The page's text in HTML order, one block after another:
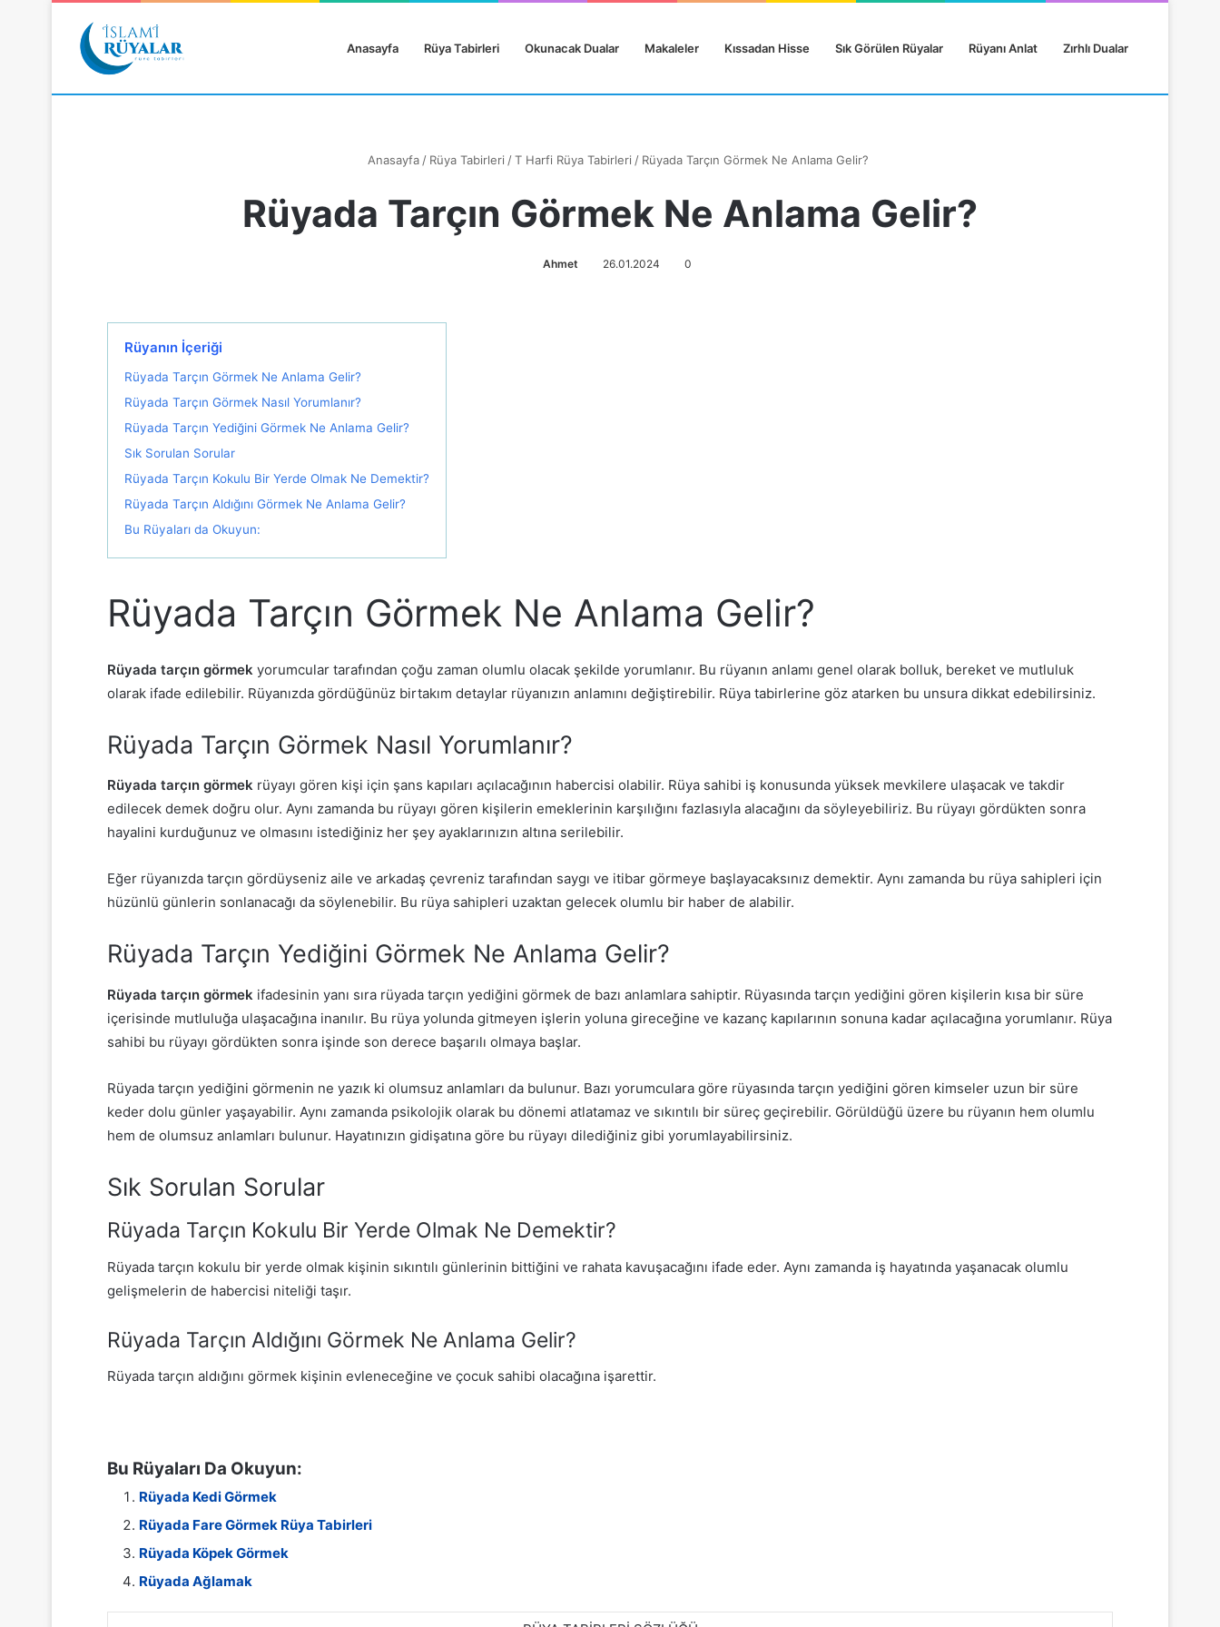
Anasayfa Rüya Tabirleri Okunacak Dualar Makaleler Kıssadan Hisse Sık Görülen Rüyalar Rüyanı Anlat Zırhlı Dualar
Anasayfa / Rüya Tabirleri / T Harfi Rüya Tabirleri / Rüyada Tarçın Görmek Ne Anlama Gelir?
Rüyada Tarçın Görmek Ne Anlama Gelir?
Ahmet 26.01.2024 0
Rüyanın İçeriği
Rüyada Tarçın Görmek Ne Anlama Gelir?
Rüyada Tarçın Görmek Nasıl Yorumlanır?
Rüyada Tarçın Yediğini Görmek Ne Anlama Gelir?
Sık Sorulan Sorular
Rüyada Tarçın Kokulu Bir Yerde Olmak Ne Demektir?
Rüyada Tarçın Aldığını Görmek Ne Anlama Gelir?
Bu Rüyaları da Okuyun:
Rüyada Tarçın Görmek Ne Anlama Gelir?
Rüyada tarçın görmek yorumcular tarafından çoğu zaman olumlu olacak şekilde yorumlanır. Bu rüyanın anlamı genel olarak bolluk, bereket ve mutluluk
olarak ifade edilebilir. Rüyanızda gördüğünüz birtakım detaylar rüyanızın anlamını değiştirebilir. Rüya tabirlerine göz atarken bu unsura dikkat edebilirsiniz.
Rüyada Tarçın Görmek Nasıl Yorumlanır?
Rüyada tarçın görmek rüyayı gören kişi için şans kapıları açılacağının habercisi olabilir. Rüya sahibi iş konusunda yüksek mevkilere ulaşacak ve takdir
edilecek demek doğru olur. Aynı zamanda bu rüyayı gören kişilerin emeklerinin karşılığını fazlasıyla alacağını da söyleyebiliriz. Bu rüyayı gördükten sonra
hayalini kurduğunuz ve olmasını istediğiniz her şey ayaklarınızın altına serilebilir.
Eğer rüyanızda tarçın gördüyseniz aile ve arkadaş çevreniz tarafından saygı ve itibar görmeye başlayacaksınız demektir. Aynı zamanda bu rüya sahipleri için
hüzünlü günlerin sonlanacağı da söylenebilir. Bu rüya sahipleri uzaktan gelecek olumlu bir haber de alabilir.
Rüyada Tarçın Yediğini Görmek Ne Anlama Gelir?
Rüyada tarçın görmek ifadesinin yanı sıra rüyada tarçın yediğini görmek de bazı anlamlara sahiptir. Rüyasında tarçın yediğini gören kişilerin kısa bir süre
içerisinde mutluluğa ulaşacağına inanılır. Bu rüya yolunda gitmeyen işlerin yoluna gireceğine ve kazanç kapılarının sonuna kadar açılacağına yorumlanır. Rüya
sahibi bu rüyayı gördükten sonra işinde son derece başarılı olmaya başlar.
Rüyada tarçın yediğini görmenin ne yazık ki olumsuz anlamları da bulunur. Bazı yorumculara göre rüyasında tarçın yediğini gören kimseler uzun bir süre
keder dolu günler yaşayabilir. Aynı zamanda psikolojik olarak bu dönemi atlatamaz ve sıkıntılı bir süreç geçirebilir. Görüldüğü üzere bu rüyanın hem olumlu
hem de olumsuz anlamları bulunur. Hayatınızın gidişatına göre bu rüyayı dilediğiniz gibi yorumlayabilirsiniz.
Sık Sorulan Sorular
Rüyada Tarçın Kokulu Bir Yerde Olmak Ne Demektir?
Rüyada tarçın kokulu bir yerde olmak kişinin sıkıntılı günlerinin bittiğini ve rahata kavuşacağını ifade eder. Aynı zamanda iş hayatında yaşanacak olumlu
gelişmelerin de habercisi niteliği taşır.
Rüyada Tarçın Aldığını Görmek Ne Anlama Gelir?
Rüyada tarçın aldığını görmek kişinin evleneceğine ve çocuk sahibi olacağına işarettir.
Bu Rüyaları Da Okuyun:
Rüyada Kedi Görmek
Rüyada Fare Görmek Rüya Tabirleri
Rüyada Köpek Görmek
Rüyada Ağlamak
Rüyanızı Arayın